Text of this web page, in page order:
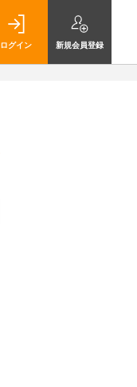
ログイン 新規会員登録